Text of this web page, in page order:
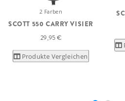
2 Farben
SCOTT 550 CARRY VISIER
29,95 €
Produkte Vergleichen